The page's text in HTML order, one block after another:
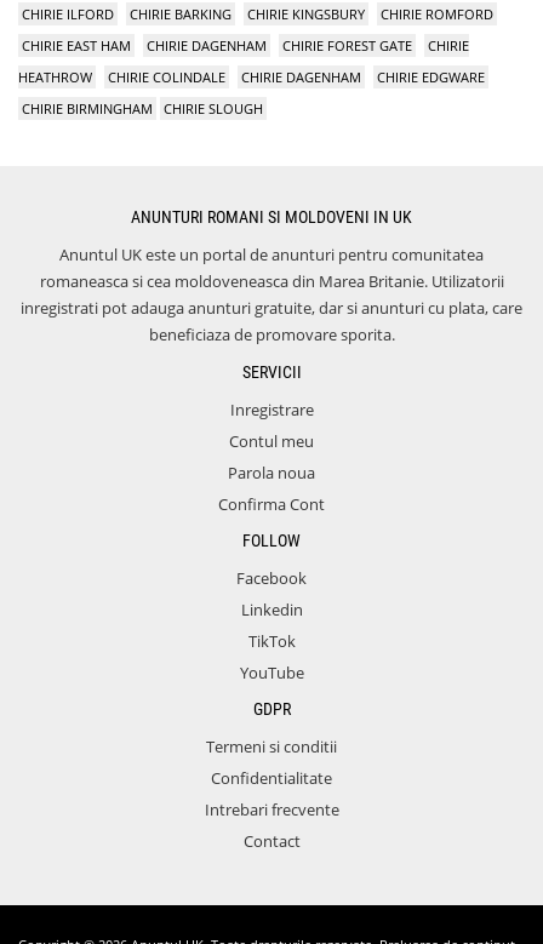
CHIRIE ILFORD
CHIRIE BARKING CHIRIE KINGSBURY
CHIRIE ROMFORD
CHIRIE EAST HAM
CHIRIE DAGENHAM CHIRIE FOREST GATE
CHIRIE
HEATHROW
CHIRIE COLINDALE CHIRIE DAGENHAM
CHIRIE EDGWARE
CHIRIE BIRMINGHAM
CHIRIE SLOUGH
ANUNTURI ROMANI SI MOLDOVENI IN UK
Anuntul UK este un portal de anunturi pentru comunitatea
romaneasca si cea moldoveneasca din Marea Britanie. Utilizatorii
inregistrati pot adauga anunturi gratuite, dar si anunturi cu plata, care
beneficiaza de promovare sporita.
SERVICII
Inregistrare
Contul meu
Parola noua
Confirma Cont
FOLLOW
Facebook
Linkedin
TikTok
YouTube
GDPR
Termeni si conditii
Confidentialitate
Intrebari frecvente
Contact